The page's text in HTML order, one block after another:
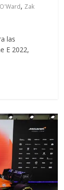
, Zak
las
E 2022,